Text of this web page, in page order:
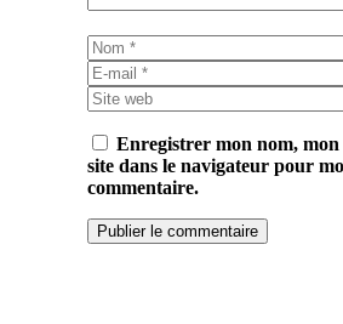
Nom
Enregistrer mon nom, mon
site dans le navigateur pour
commentaire.